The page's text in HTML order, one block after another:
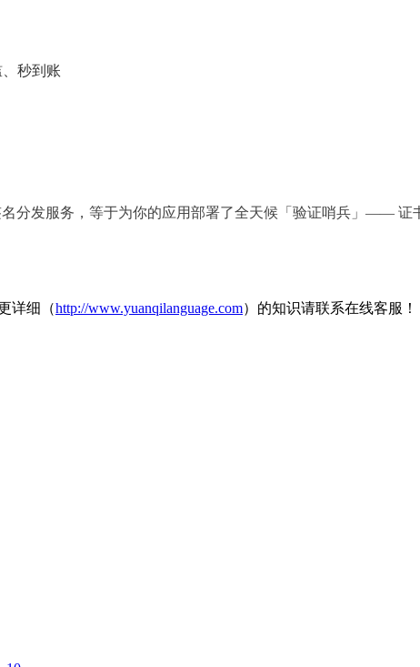
秒到账
分发服务，等于为你的应用部署了全天候「验证哨兵」—— 证
详细（http://www.yuanqilanguage.com）的知识请联系在线客服！